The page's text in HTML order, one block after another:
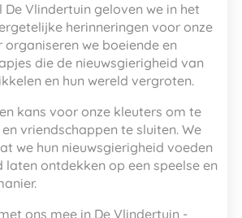
De Vlindertuin geloven we in het
herinneringen voor onze
organiseren we boeiende en
die de nieuwsgierigheid van
en hun wereld vergroten.
kans voor onze kleuters om te
vriendschappen te sluiten. We
we hun nieuwsgierigheid voeden
laten ontdekken op een speelse en
ons mee in De Vlindertuin -